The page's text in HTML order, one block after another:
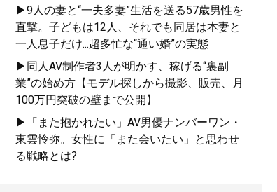
▶9人の妻と“一夫多妻”生活を送る57歳男性を
直撃。子どもは12人、それでも同居は本妻と
一人息子だけ...超多忙な“通い婚”の実態
▶同人AV制作者3人が明かす、稼げる“裏副
業”の始め方【モデル探しから撮影、販売、月
100万円突破の壁まで公開】
▶「また抱かれたい」AV男優ナンバーワン・
東雲怜弥。女性に「また会いたい」と思わせ
る戦略とは?